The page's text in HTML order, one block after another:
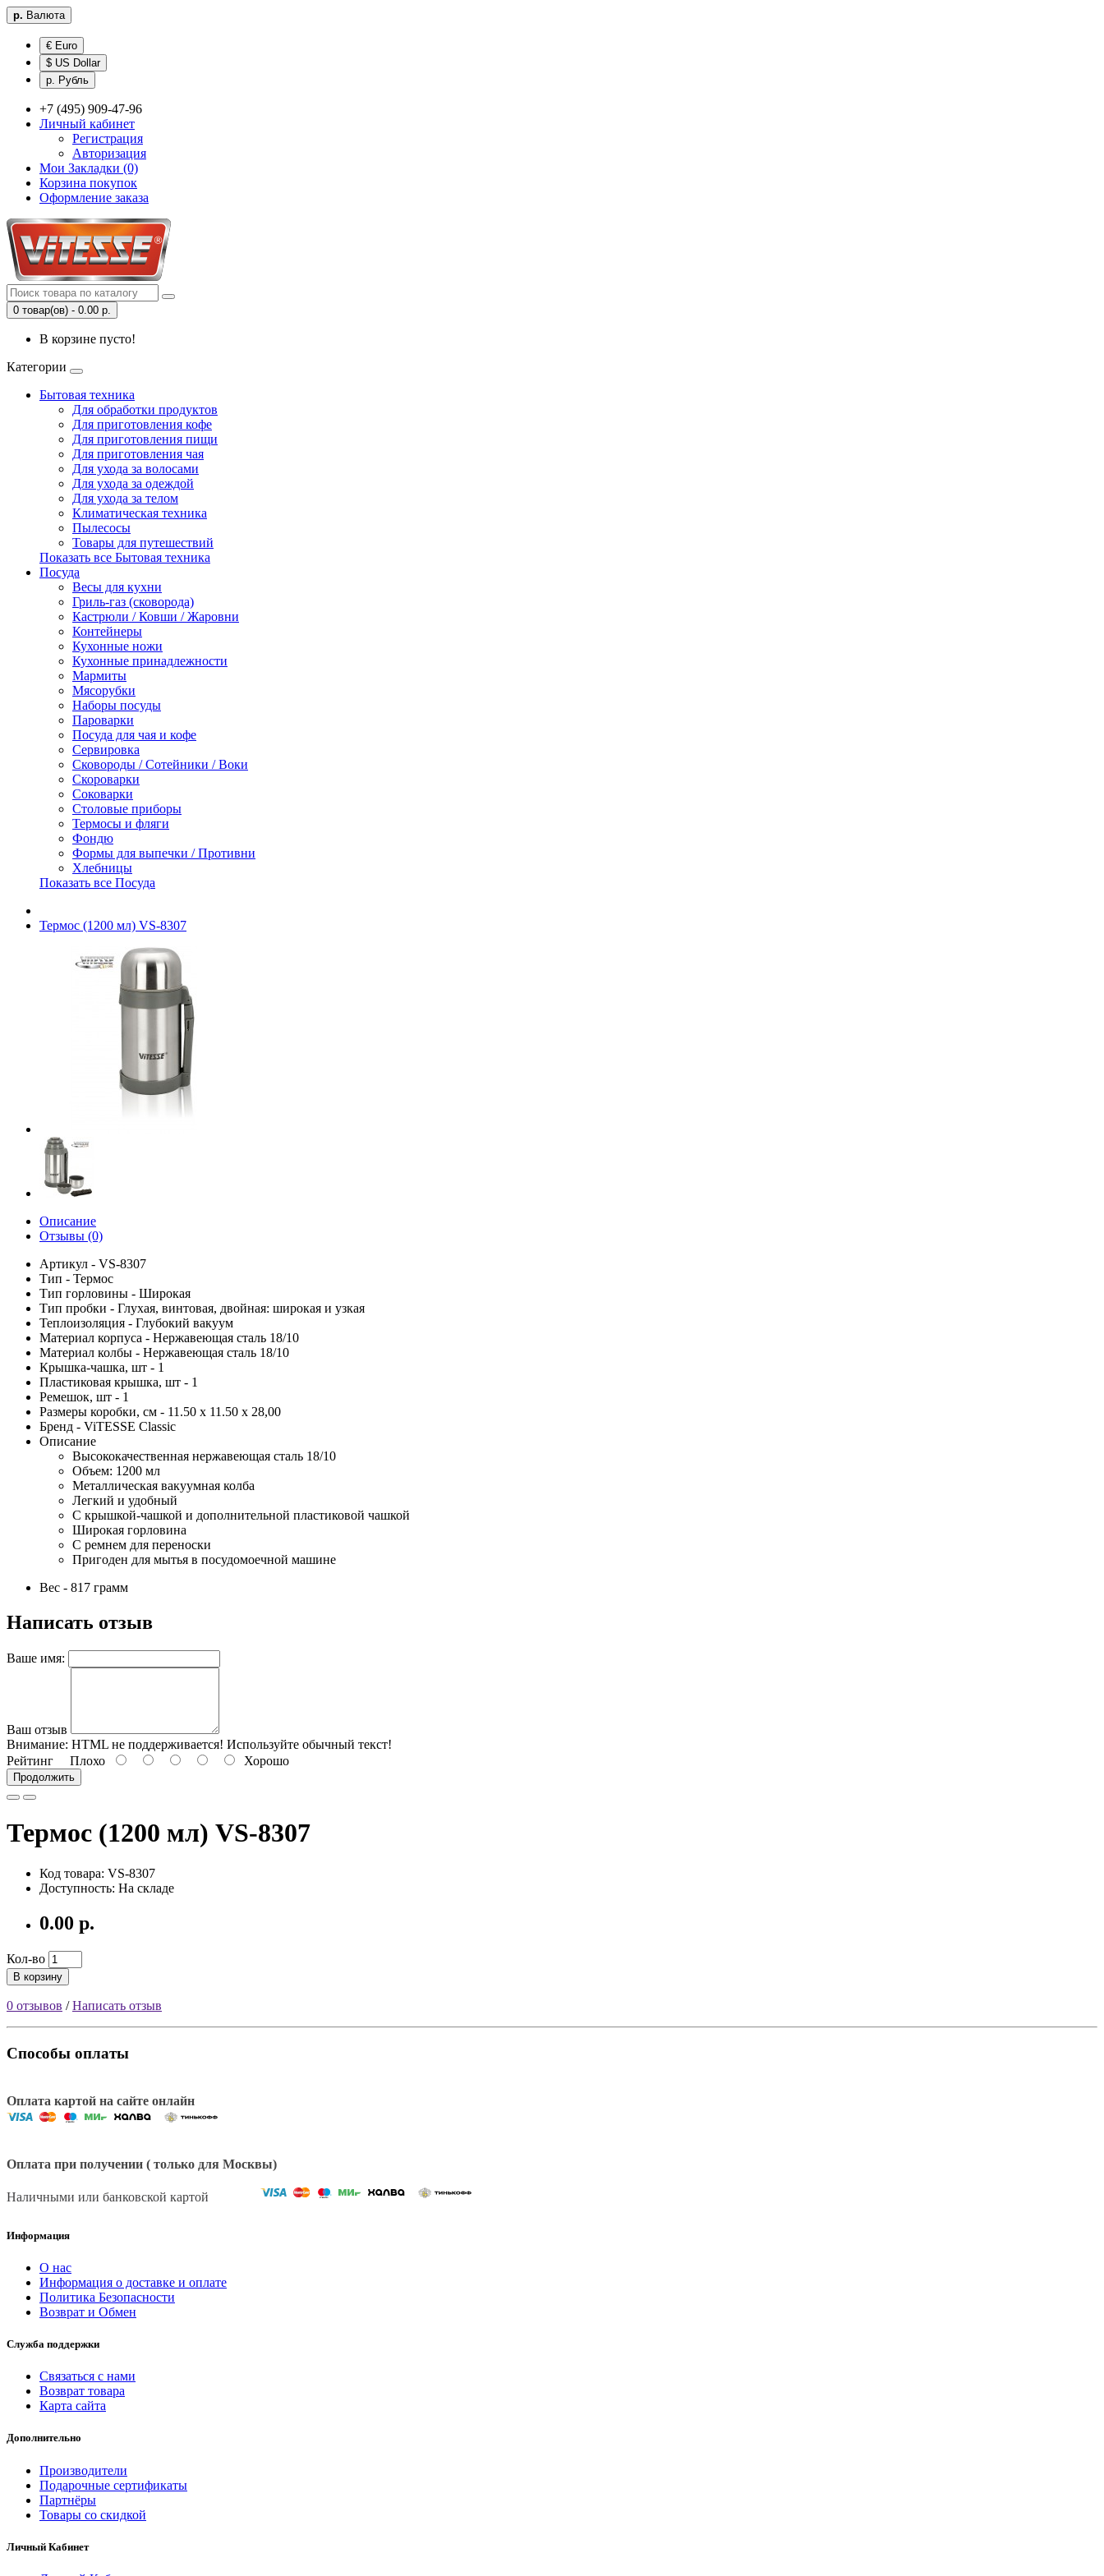
р. Валюта
€ Euro
$ US Dollar
р. Рубль
+7 (495) 909-47-96
Личный кабинет
Регистрация
Авторизация
Мои Закладки (0)
Корзина покупок
Оформление заказа
0 товар(ов) - 0.00 р.
В корзине пусто!
Категории
Бытовая техника
Для обработки продуктов
Для приготовления кофе
Для приготовления пищи
Для приготовления чая
Для ухода за волосами
Для ухода за одеждой
Для ухода за телом
Климатическая техника
Пылесосы
Товары для путешествий
Показать все Бытовая техника
Посуда
Весы для кухни
Гриль-газ (сковорода)
Кастрюли / Ковши / Жаровни
Контейнеры
Кухонные ножи
Кухонные принадлежности
Мармиты
Мясорубки
Наборы посуды
Пароварки
Посуда для чая и кофе
Сервировка
Сковороды / Сотейники / Воки
Скороварки
Соковарки
Столовые приборы
Термосы и фляги
Фондю
Формы для выпечки / Противни
Хлебницы
Показать все Посуда
Термос (1200 мл) VS-8307
Описание
Отзывы (0)
Артикул - VS-8307
Тип - Термос
Тип горловины - Широкая
Тип пробки - Глухая, винтовая, двойная: широкая и узкая
Теплоизоляция - Глубокий вакуум
Материал корпуса - Нержавеющая сталь 18/10
Материал колбы - Нержавеющая сталь 18/10
Крышка-чашка, шт - 1
Пластиковая крышка, шт - 1
Ремешок, шт - 1
Размеры коробки, см - 11.50 х 11.50 х 28,00
Бренд - ViTESSE Classic
Описание
Высококачественная нержавеющая сталь 18/10
Объем: 1200 мл
Металлическая вакуумная колба
Легкий и удобный
С крышкой-чашкой и дополнительной пластиковой чашкой
Широкая горловина
С ремнем для переноски
Пригоден для мытья в посудомоечной машине
Вес - 817 грамм
Написать отзыв
Ваше имя:
Ваш отзыв
Внимание: HTML не поддерживается! Используйте обычный текст!
Рейтинг Плохо Хорошо
Продолжить
Термос (1200 мл) VS-8307
Код товара: VS-8307
Доступность: На складе
0.00 р.
Кол-во
В корзину
0 отзывов /Написать отзыв
Способы оплаты
Оплата картой на сайте онлайн
Оплата при получении ( только для Москвы)
Наличными или банковской картой
Информация
О нас
Информация о доставке и оплате
Политика Безопасности
Возврат и Обмен
Служба поддержки
Связаться с нами
Возврат товара
Карта сайта
Дополнительно
Производители
Подарочные сертификаты
Партнёры
Товары со скидкой
Личный Кабинет